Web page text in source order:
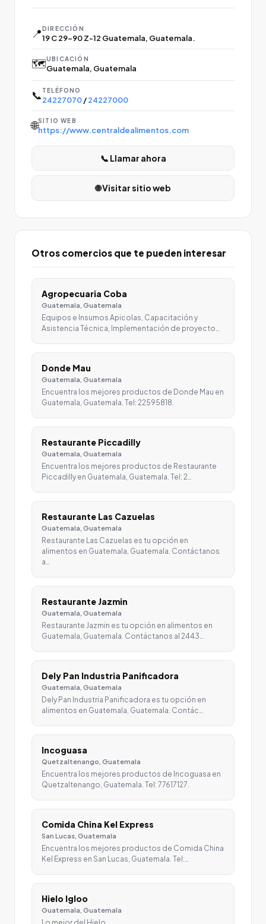
📍DIRECCIÓN
19 C 29-90 Z-12 Guatemala, Guatemala.
🗺️UBICACIÓN
Guatemala, Guatemala
📞 TELÉFONO
24227070/24227000
🌐SITIO WEB
https://www.centraldealimentos.com
📞 Llamar ahora
🌐 Visitar sitio web
Otros comercios que te pueden interesar
Agropecuaria Coba
Guatemala, Guatemala
Equipos e Insumos Apicolas, Capacitación y
Asistencia Técnica, Implementación de proyecto…
Donde Mau
Guatemala, Guatemala
Encuentra los mejores productos de Donde Mau en
Guatemala, Guatemala. Tel: 22595818.
Restaurante Piccadilly
Guatemala, Guatemala
Encuentra los mejores productos de Restaurante
Piccadilly en Guatemala, Guatemala. Tel: 2…
Restaurante Las Cazuelas
Guatemala, Guatemala
Restaurante Las Cazuelas es tu opción en
alimentos en Guatemala, Guatemala. Contáctanos
a…
Restaurante Jazmin
Guatemala, Guatemala
Restaurante Jazmin es tu opción en alimentos en
Guatemala, Guatemala. Contáctanos al 2443…
Dely Pan Industria Panificadora
Guatemala, Guatemala
Dely Pan Industria Panificadora es tu opción en
alimentos en Guatemala, Guatemala. Contác…
Incoguasa
Quetzaltenango, Guatemala
Encuentra los mejores productos de Incoguasa en
Quetzaltenango, Guatemala. Tel: 77617127.
Comida China Kel Express
San Lucas, Guatemala
Encuentra los mejores productos de Comida China
Kel Express en San Lucas, Guatemala. Tel:…
Hielo Igloo
Guatemala, Guatemala